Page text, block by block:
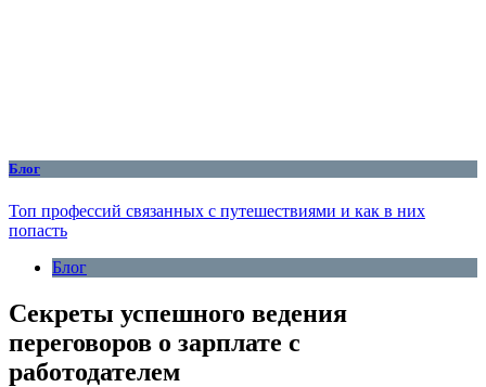
Блог
Топ профессий связанных с путешествиями и как в них
попасть
Блог
Секреты успешного ведения
переговоров о зарплате с
работодателем